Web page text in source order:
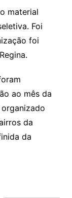
material
Foi
foi
ao mês da
da
da